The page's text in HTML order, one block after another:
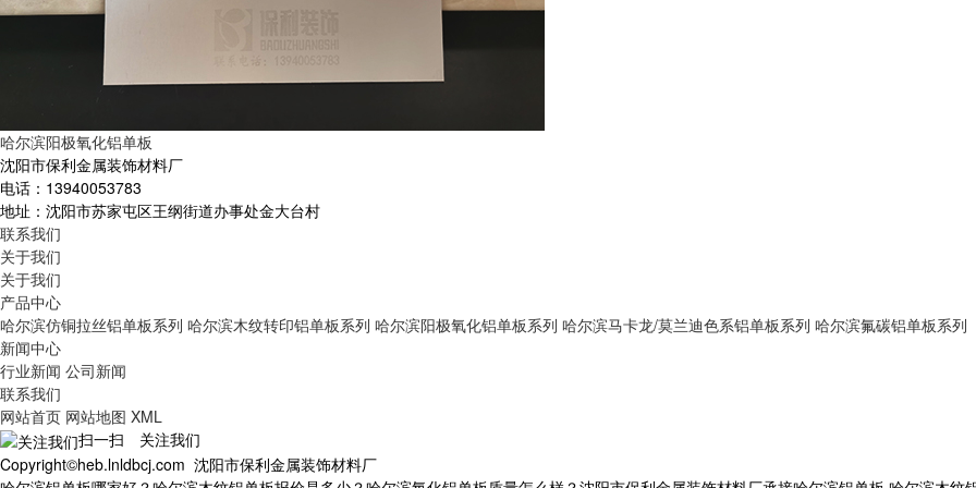
哈尔滨阳极氧化铝单板
沈阳市保利金属装饰材料厂
电话：13940053783
地址：沈阳市苏家屯区王纲街道办事处金大台村
联系我们
关于我们
关于我们
产品中心
哈尔滨仿铜拉丝铝单板系列 哈尔滨木纹转印铝单板系列 哈尔滨阳极氧化铝单板系列 哈尔滨马卡龙/莫兰迪色系铝单板系列 哈尔滨氟碳铝单板系列
新闻中心
行业新闻 公司新闻
联系我们
网站首页 网站地图 XML
扫一扫 关注我们
Copyright©heb.lnldbcj.com 沈阳市保利金属装饰材料厂